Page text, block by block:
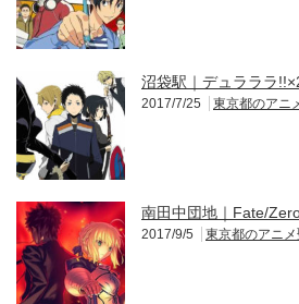
沼袋駅｜デュラララ
2017/7/25 東京都のアニ
南田中団地｜Fate/
2017/9/5 東京都のアニ